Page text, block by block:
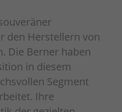
den Herstellern von
Die Berner haben
in diesem
Segment
Ihre